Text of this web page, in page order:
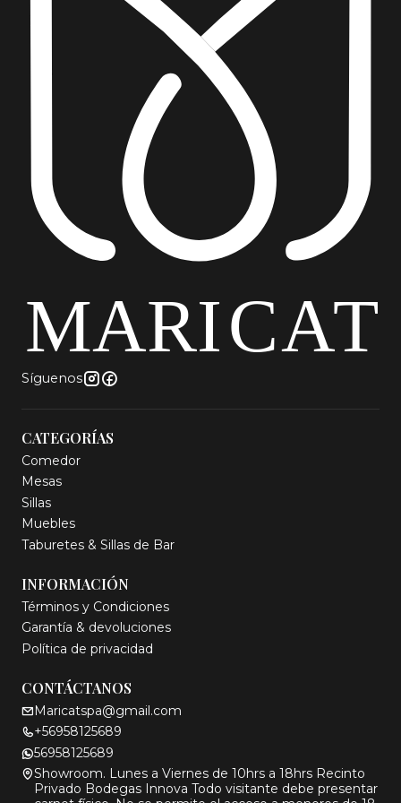
Síguenos
CATEGORÍAS
Comedor
Mesas
Sillas
Muebles
Taburetes & Sillas de Bar
INFORMACIÓN
Términos y Condiciones
Garantía & devoluciones
Política de privacidad
CONTÁCTANOS
Maricatspa@gmail.com
+56958125689
56958125689
Showroom. Lunes a Viernes de 10hrs a 18hrs Recinto
Privado Bodegas Innova Todo visitante debe presentar